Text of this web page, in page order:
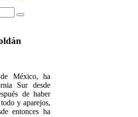
México, ha
Sur desde
de haber
y aparejos,
entonces ha